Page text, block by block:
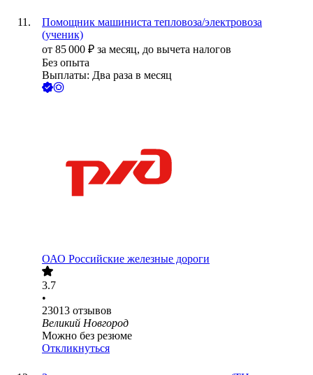
Помощник машиниста тепловоза/электровоза
(ученик)
от 85 000 ₽ за месяц, до вычета налогов
Без опыта
Выплаты: Два раза в месяц
ОАО Российские железные дороги
3.7
•
23013 отзывов
Великий Новгород
Можно без резюме
Откликнуться